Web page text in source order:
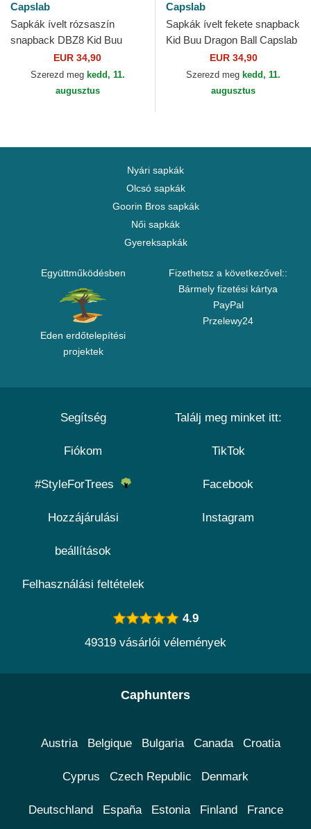
Capslab
Sapkák ívelt rózsaszín
snapback DBZ8 Kid Buu
Dragon Ball Capslab
EUR 34,90
Szerezd meg kedd, 11.
augusztus
Capslab
Sapkák ívelt fekete snapback
Kid Buu Dragon Ball Capslab
EUR 34,90
Szerezd meg kedd, 11.
augusztus
Nyári sapkák
Olcsó sapkák
Goorin Bros sapkák
Női sapkák
Gyereksapkák
Együttműködésben
Eden erdőtelepítési
projektek
Fizethetsz a következővel::
Bármely fizetési kártya
PayPal
Przelewy24
Segítség
Fiókom
#StyleForTrees
Hozzájárulási
beállítások
Felhasználási feltételek
Találj meg minket itt:
TikTok
Facebook
Instagram
4.9
49319 vásárlói vélemények
Caphunters
Austria Belgique Bulgaria Canada Croatia
Cyprus Czech Republic Denmark
Deutschland España Estonia Finland France